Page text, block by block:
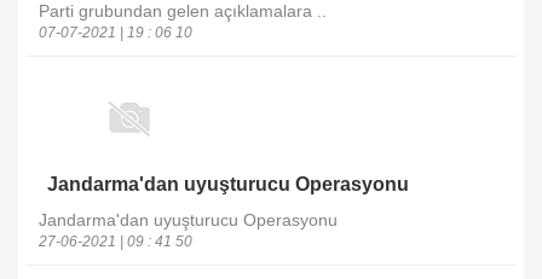
Parti grubundan gelen açıklamalara ..
07-07-2021 | 19 : 06 10
Jandarma'dan uyuşturucu Operasyonu
Jandarma'dan uyuşturucu Operasyonu
27-06-2021 | 09 : 41 50